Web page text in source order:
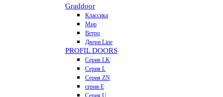
Graddoor
Классика
Мир
Ветро
Двери Line
PROFIL DOORS
Серия LK
Серия L
Серия ZN
серия E
Серия U